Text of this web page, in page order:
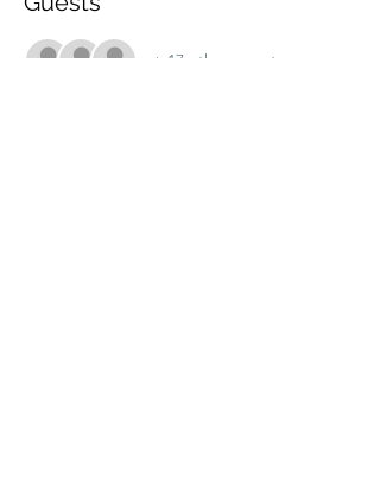
+ 17 other guests